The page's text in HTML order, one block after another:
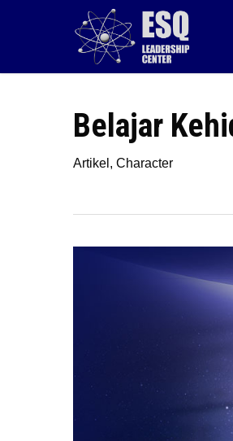
content
Belajar
Artikel , Character